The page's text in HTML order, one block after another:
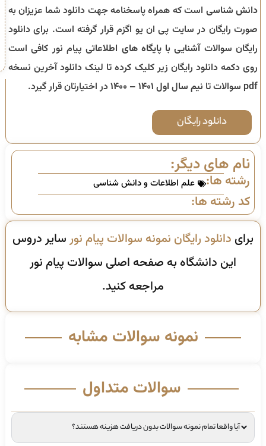
دانش شناسی است که همراه پاسخنامه جهت دانلود شما عزیزان به
صورت رایگان در سایت پی ان یو اگزم قرار گرفته است. برای دانلود
رایگان سوالاتآشنایی با پایگاه های اطلاعاتیپیام نور کافی است
روی دکمه دانلود رایگان زیر کلیک کرده تا لینک دانلود آخرین نسخه
pdf سوالات تا
نیم سال اول ۱۴۰۱ – ۱۴۰۰ در اختیارتان قرار گیرد.
دانلود رایگان
نام های دیگر:
رشته ها: علم اطلاعات و دانش شناسی
کد رشته ها:
برای دانلود رایگان نمونه سوالات پیام نورسایر دروس
این دانشگاه به صفحه اصلی سوالات پیام نور
مراجعه کنید.
نمونه سوالات مشابه
سوالات متداول
آیا واقعا تمام نمونه سوالات بدون دریافت هزینه هستند؟